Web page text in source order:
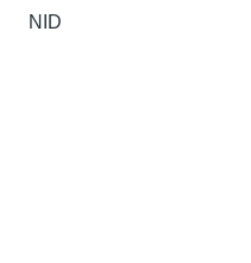
NID